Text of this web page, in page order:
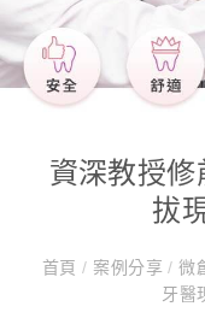
資深教授
拔
首頁/ 案例分享/ 微
牙醫